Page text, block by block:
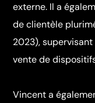
externe. Il a
de clientèle
2023),
vente de
Vincent a